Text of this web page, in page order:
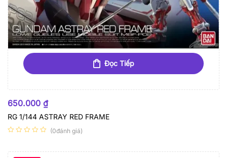
Đọc Tiếp
650.000 ₫
RG 1/144 ASTRAY RED FRAME
(0đánh giá)